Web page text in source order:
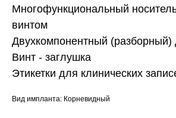
Многофункциональный
винтом
Двухкомпонентный (разборный)
Винт - заглушка
Этикетки для клинических
Вид импланта: Корневидный